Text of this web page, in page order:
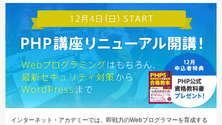
インターネット・アカデミーでは、即戦力のWebプログラマーを育成する